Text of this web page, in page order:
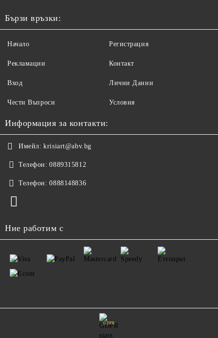
Бързи връзки:
Начало
Рекламации
Вход
Чести Въпроси
Регистрация
Контакт
Лични Данни
Условия
Информация за контакти:
Имейл: krisiart@abv.bg
Телефон: 0889315812
Телефон: 0888148836
Ние работим с
GDPR